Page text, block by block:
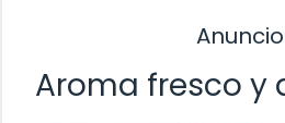
Aroma fresco y